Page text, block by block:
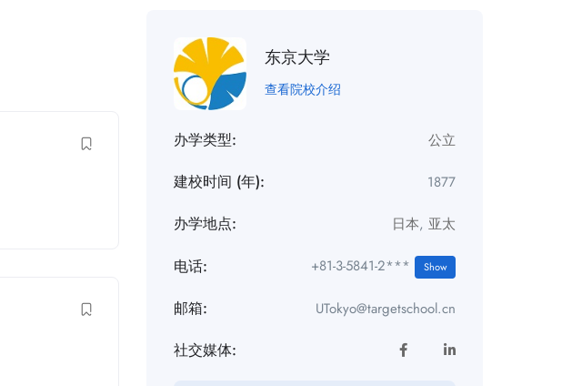
东京大学
查看院校介绍
办学类型: 公立
建校时间 (年): 1877
办学地点: 日本, 亚太
电话: +81-3-5841-2*** Show
邮箱: UTokyo@targetschool.cn
社交媒体: